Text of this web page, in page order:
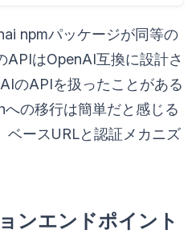
npmパッケージが同等の
APIはOpenAI互換に設計さ
のAPIを扱ったことがある
の移行は簡単だと感じる
ベースURLと認証メカニズ
ンエンドポイント